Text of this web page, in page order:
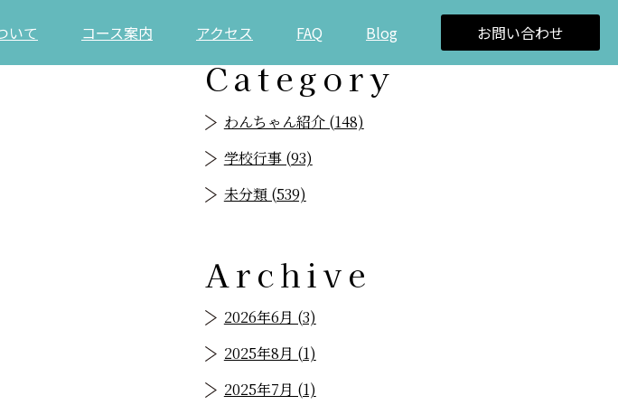
いて コース案内 アクセス FAQ Blog お問い合わせ
Category
わんちゃん紹介 (148)
学校行事 (93)
未分類 (539)
Archive
2026年6月 (3)
2025年8月 (1)
2025年7月 (1)